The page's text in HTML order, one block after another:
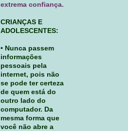
extrema confiança.
CRIANÇAS E
ADOLESCENTES:
• Nunca passem
informações
pessoais pela
internet, pois não
se pode ter certeza
de quem está do
outro lado do
computador. Da
mesma forma que
você não abre a